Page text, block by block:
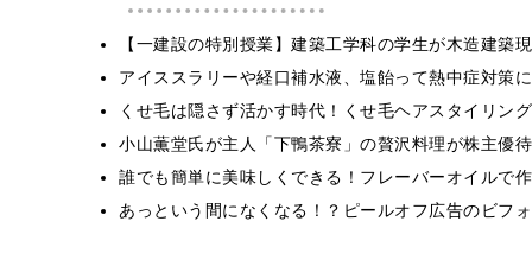
【一建設の特別授業】建築工学科の学生が木造建
アイススラリーや経口補水液、塩飴って熱中症対策
くせ毛は隠さず活かす時代！くせ毛ヘアスタイリン
小山薫堂氏が主人「下鴨茶寮」の贅沢料理が株主優
誰でも簡単に美味しくできる！フレーバーオイルで
あっという間になくなる！？ピールオフ広告のビフ